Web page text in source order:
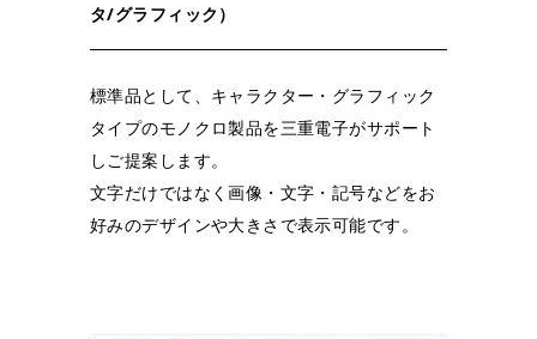
タ/グラフィック）
標準品として、キャラクター・グラフィック
タイプのモノクロ製品を三重電子がサポート
しご提案します。
文字だけではなく画像・文字・記号などをお
好みのデザインや大きさで表示可能です。